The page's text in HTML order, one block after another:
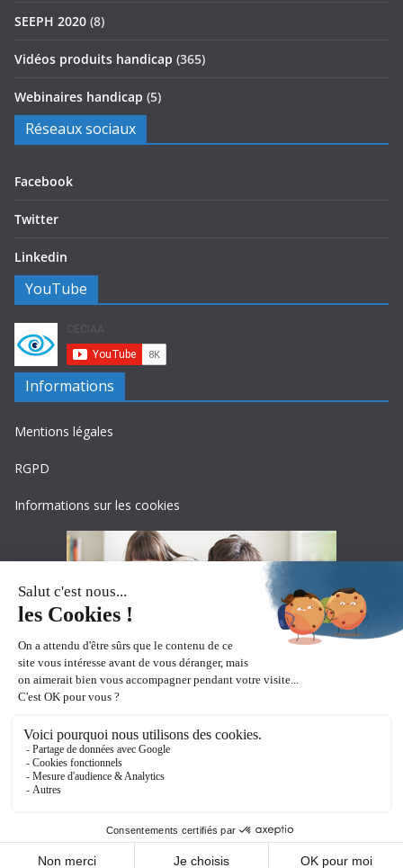
SEEPH 2020 (8)
Vidéos produits handicap (365)
Webinaires handicap (5)
Réseaux sociaux
Facebook
Twitter
Linkedin
YouTube
Informations
Mentions légales
RGPD
Informations sur les cookies
Copyright © 2026 Ceciaa . All rights reserved.
Theme:ColorMag Proby ThemeGrill. Powered byWordPress.